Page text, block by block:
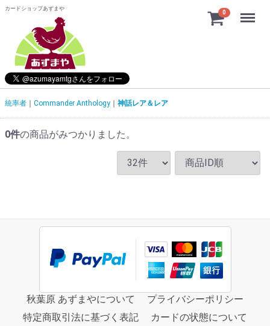
カードショップあずまや
0 Menu
統率者 Commander Anthology 神話レア＆レア
0件の商品がみつかりました。
秋葉原 あずまやについて
プライバシーポリシー
特定商取引法に基づく表記
カードの状態について